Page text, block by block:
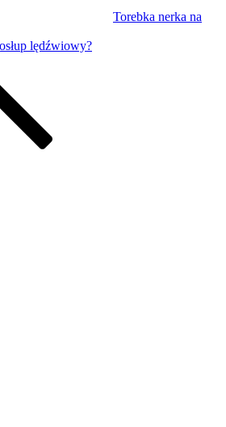
Torebka nerka na
lędźwiowy?